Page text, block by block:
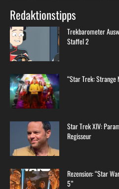
Redaktionstipps
Trekbarometer
Staffel 2
“Star Trek: Strange
Star Trek XIV:
Regisseur
Rezension: “Star
5”